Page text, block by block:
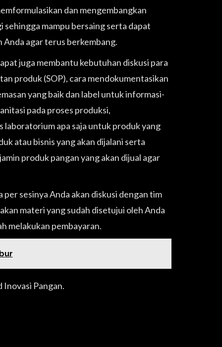
dan mengembangkan
mampu bersaing serta dapat
agar terus berkembang.
juga membantu kebutuhan diskusi para
produk (SOP), cara mendokumentasikan
yang baik dan label untuk informasi-
pada proses produksi,
apa saja untuk produk yang
atau bisnis yang akan dijalani serta
produk pangan yang akan dijual agar
sesinya Anda akan diskusi dengan tim
materi yang sudah disetujui oleh Anda
melakukan pembayaran.
Inovasi Pangan.